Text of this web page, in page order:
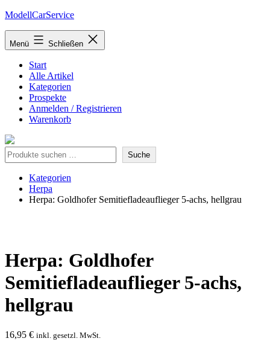
Zum
springen
ModellCarService
Menü Schließen
Start
Alle Artikel
Kategorien
Prospekte
Anmelden / Registrieren
Warenkorb
Suche Suche
Kategorien
Herpa
Herpa: Goldhofer Semitiefladeauflieger 5-achs, hellgrau
Herpa: Goldhofer
Semitiefladeauflieger 5-achs,
hellgrau
16,95 € inkl. gesetzl. MwSt.